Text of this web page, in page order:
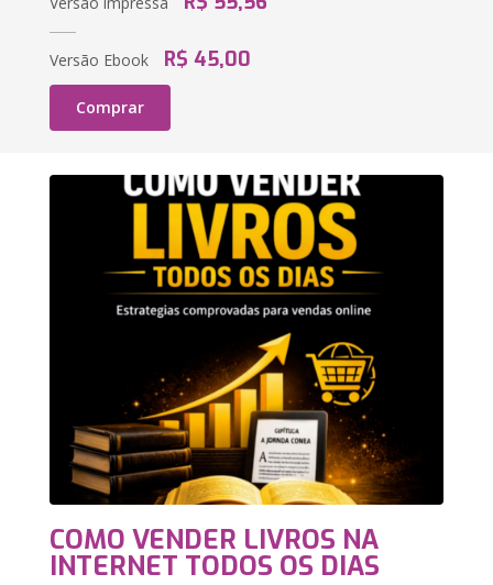
Versão Ebook R$ 45,00
Comprar
COMO VENDER LIVROS NA
INTERNET TODOS OS DIAS